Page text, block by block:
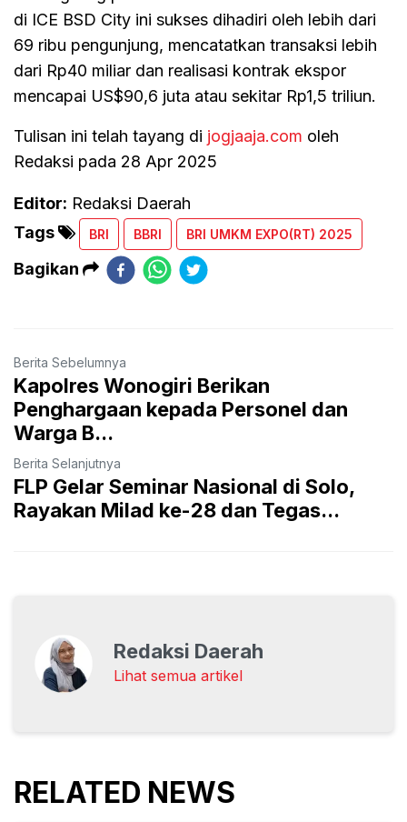
di ICE BSD City ini sukses dihadiri oleh lebih dari
69 ribu pengunjung, mencatatkan transaksi lebih
dari Rp40 miliar dan realisasi kontrak ekspor
mencapai US$90,6 juta atau sekitar Rp1,5 triliun.
Tulisan ini telah tayang di jogjaaja.com oleh
Redaksi pada 28 Apr 2025
Editor: Redaksi Daerah
Tags
BRI BBRI BRI UMKM EXPO(RT) 2025
Bagikan
Berita Sebelumnya
Kapolres Wonogiri Berikan
Penghargaan kepada Personel dan
Warga B...
Berita Selanjutnya
FLP Gelar Seminar Nasional di Solo,
Rayakan Milad ke-28 dan Tegas...
Redaksi Daerah
Lihat semua artikel
RELATED NEWS